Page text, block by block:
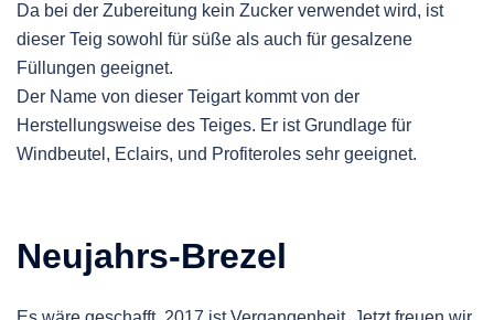
Da bei der Zubereitung kein Zucker verwendet wird, ist
dieser Teig sowohl für süße als auch für gesalzene
Füllungen geeignet.
Der Name von dieser Teigart kommt von der
Herstellungsweise des Teiges. Er ist Grundlage für
Windbeutel, Eclairs, und Profiteroles sehr geeignet.
Neujahrs-Brezel